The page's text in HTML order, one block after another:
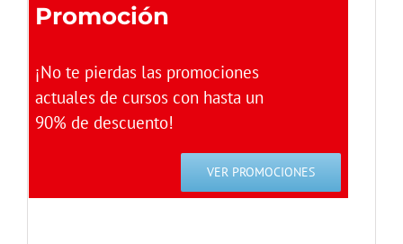
Promoción
¡No te pierdas las promociones
actuales de cursos con hasta un
90% de descuento!
VER PROMOCIONES